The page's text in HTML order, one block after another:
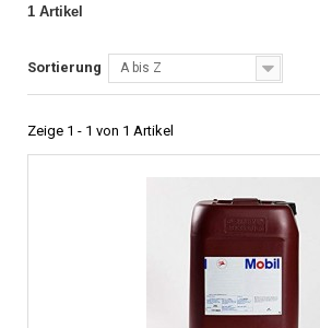
1 Artikel
Sortierung A bis Z
Zeige 1 - 1 von 1 Artikel